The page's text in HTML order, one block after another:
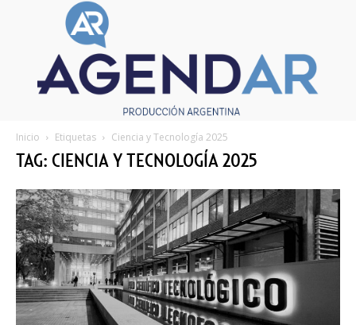
Inicio Etiquetas Ciencia y Tecnología 2025
TAG: CIENCIA Y TECNOLOGÍA 2025